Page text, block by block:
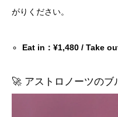
がりください。
Eat in：¥1,480 / Take
🚀 アストロノーツのブ